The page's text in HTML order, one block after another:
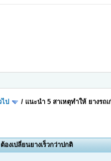
ป / แนะนำ 5 สาเหตุทำให้ ยางรถ
องเปลี่ยนยางเร็วกว่าปกติ